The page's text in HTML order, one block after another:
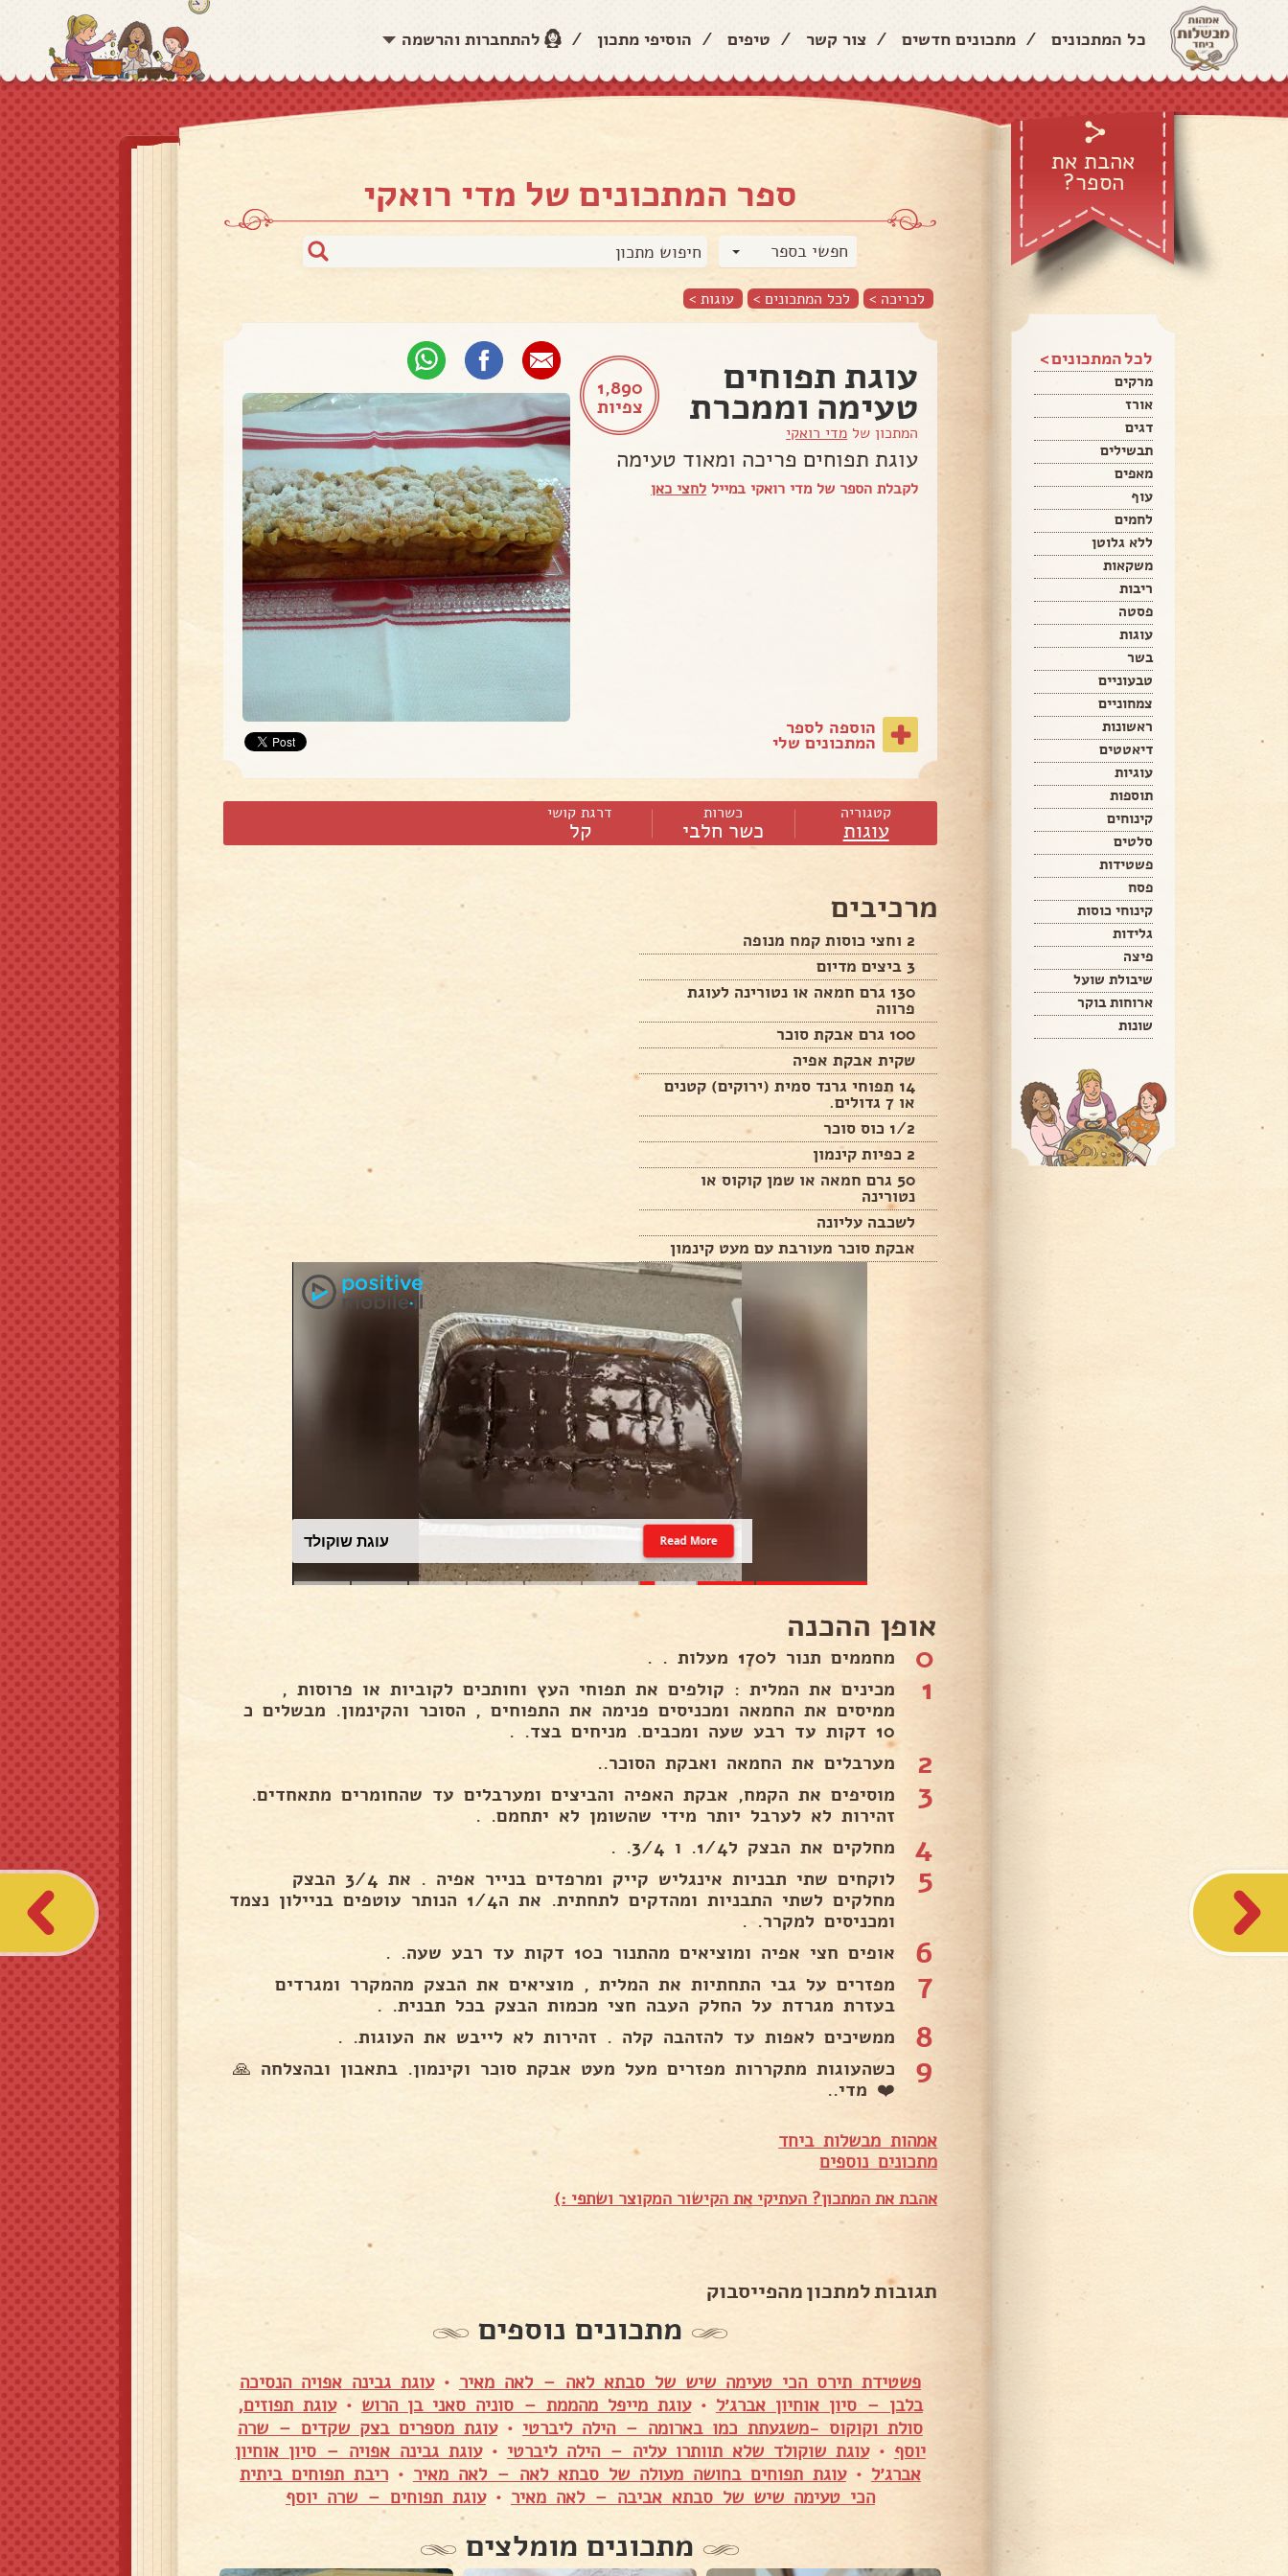
כל המתכונים / מתכונים חדשים / צור קשר / טיפים / הוסיפי מתכון / להתחברות והרשמה
אהבת את
הספר?
לכל המתכונים >
מרקים
אורז
דגים
תבשילים
מאפים
עוף
לחמים
ללא גלוטן
משקאות
ריבות
פסטה
עוגות
בשר
טבעוניים
צמחוניים
ראשונות
דיאטטים
עוגיות
תוספות
קינוחים
סלטים
פשטידות
פסח
קינוחי כוסות
גלידות
פיצה
שיבולת שועל
ארוחות בוקר
שונות
ספר המתכונים של מדי רואקי
חפשי בספר
לכריכה > לכל המתכונים > עוגות >
1,890
צפיות
עוגת תפוחים
טעימה וממכרת
המתכון של מדי רואקי
עוגת תפוחים פריכה ומאוד טעימה
לקבלת הספר של מדי רואקי במייל לחצי כאן
הוספה לספר
המתכונים שלי
קטגוריה
עוגות
כשרות
כשר חלבי
דרגת קושי
קל
מרכיבים
2 וחצי כוסות קמח מנופה
3 ביצים מדיום
130 גרם חמאה או נטורינה לעוגת
פרווה
100 גרם אבקת סוכר
שקית אבקת אפיה
14 תפוחי גרנד סמית (ירוקים) קטנים
או 7 גדולים.
1/2 כוס סוכר
2 כפיות קינמון
50 גרם חמאה או שמן קוקוס או
נטורינה
לשכבה עליונה
אבקת סוכר מעורבת עם מעט קינמון
עוגת שוקולד Read More
אופן ההכנה
0 מחממים תנור ל170 מעלות . .
1
מכינים את המלית : קולפים את תפוחי העץ וחותכים לקוביות או פרוסות ,
ממיסים את החמאה ומכניסים פנימה את התפוחים , הסוכר והקינמון. מבשלים כ
10 דקות עד רבע שעה ומכבים. מניחים בצד. .
2 מערבלים את החמאה ואבקת הסוכר..
3
מוסיפים את הקמח, אבקת האפיה והביצים ומערבלים עד שהחומרים מתאחדים.
זהירות לא לערבל יותר מידי שהשומן לא יתחמם. .
4 מחלקים את הבצק ל1/4. ו 3/4. .
5
לוקחים שתי תבניות אינגליש קייק ומרפדים בנייר אפיה . את 3/4 הבצק
מחלקים לשתי התבניות ומהדקים לתחתית. את ה1/4 הנותר עוטפים בניילון נצמד
ומכניסים למקרר. .
6 אופים חצי אפיה ומוציאים מהתנור כ10 דקות עד רבע שעה. .
7
מפזרים על גבי התחתיות את המלית , מוציאים את הבצק מהמקרר ומגרדים
בעזרת מגרדת על החלק העבה חצי מכמות הבצק בכל תבנית. .
8 ממשיכים לאפות עד להזהבה קלה . זהירות לא לייבש את העוגות. .
9
כשהעוגות מתקררות מפזרים מעל מעט אבקת סוכר וקינמון. בתאבון ובהצלחה 🙏
❤️ מדי..
אמהות מבשלות ביחד
מתכונים נוספים
אהבת את המתכון? העתיקי את הקישור המקוצר ושתפי :)
תגובות למתכון מהפייסבוק
מתכונים נוספים
פשטידת תירס הכי טעימה שיש של סבתא לאה – לאה מאיר •עוגת גבינה אפויה הנסיכה
בלבן – סיון אוחיון אברג׳ל •עוגת מייפל מהממת – סוניה סאני בן הרוש •עוגת תפוזים,
סולת וקוקוס -משגעתת כמו בארומה – הילה ליברטי •עוגת מספרים בצק שקדים – שרה
יוסף •עוגת שוקולד שלא תוותרו עליה – הילה ליברטי •עוגת גבינה אפויה – סיון אוחיון
אברג׳ל •עוגת תפוחים בחושה מעולה של סבתא לאה – לאה מאיר •ריבת תפוחים ביתית
הכי טעימה שיש של סבתא אביבה – לאה מאיר •עוגת תפוחים – שרה יוסף
מתכונים מומלצים